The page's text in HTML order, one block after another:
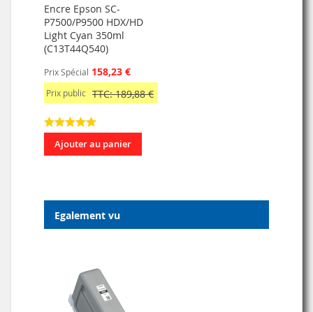
Encre Epson SC-
P7500/P9500 HDX/HD
Light Cyan 350ml
(C13T44Q540)
Prix Spécial 158,23 €
Prix public TTC: 189,88 €
Ajouter au panier
Egalement vu